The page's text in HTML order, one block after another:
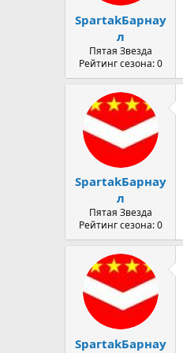
а
SpartakБарнау
л
Пятая Звезда
Рейтинг сезона: 0
SpartakБарнау
л
Пятая Звезда
Рейтинг сезона: 0
SpartakБарнау